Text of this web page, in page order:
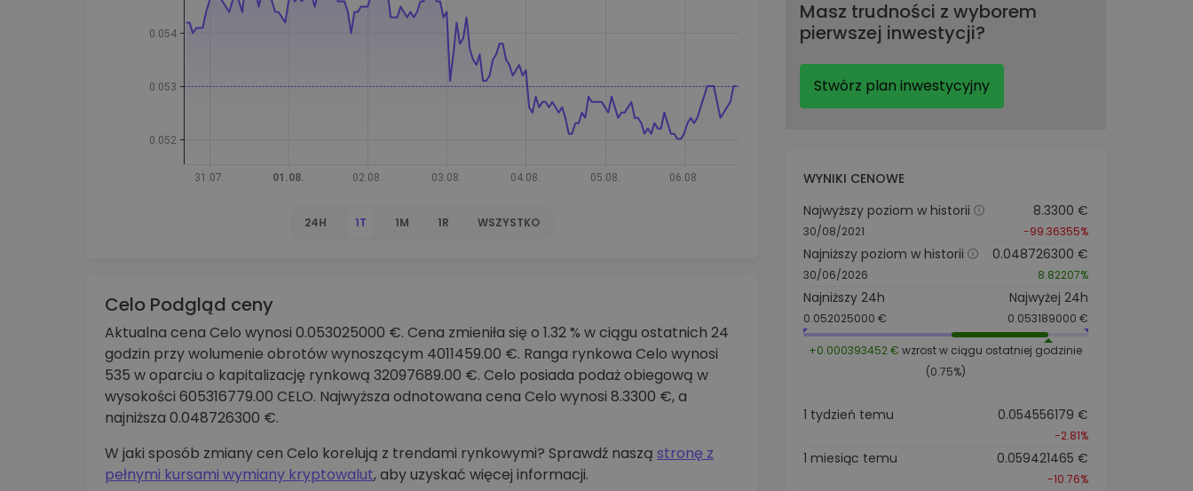
Explorer inwestycji
Znajdź swoją strategię kryptowalut
24H 1T 1M 1R WSZYSTKO
Celo Podgląd ceny
Aktualna cena Celo wynosi 0.053025000 €. Cena zmieniła się o 1.32 % w ciągu ostatnich 24
godzin przy wolumenie obrotów wynoszącym 4011459.00 €. Ranga rynkowa Celo wynosi
535 w oparciu o kapitalizację rynkową 32097689.00 €. Celo posiada podaż obiegową w
wysokości 605316779.00 CELO. Najwyższa odnotowana cena Celo wynosi 8.3300 €, a
najniższa 0.048726300 €.
W jaki sposób zmiany cen Celo korelują z trendami rynkowymi? Sprawdź naszą stronę z
pełnymi kursami wymiany kryptowalut, aby uzyskać więcej informacji.
Masz trudności z wyborem
pierwszej inwestycji?
Stwórz plan inwestycyjny
WYNIKI CENOWE
Najwyższy poziom w historii
30/08/2021
8.3300 €
-99.36355%
Najniższy poziom w historii
30/06/2026
0.048726300 €
8.82207%
Najniższy 24h
0.052025000 €
Najwyżej 24h
0.053189000 €
+0.000393452 € wzrost w ciągu ostatniej godzinie
(0.75%)
1 tydzień temu 0.054556179 €
-2.81%
1 miesiąc temu 0.059421465 €
-10.76%